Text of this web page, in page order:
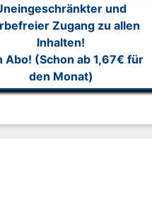
und
Zugang zu allen
Inhalten!
Abo! (Schon ab 1,67€ für
den Monat)